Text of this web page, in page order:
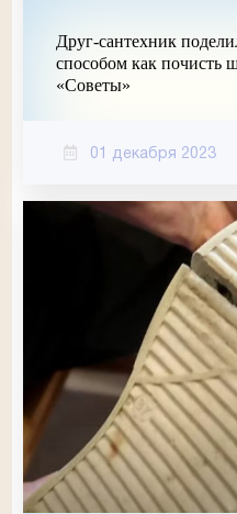
Друг-сантехник
способом как почисть
«Советы»
01 декабря 2023